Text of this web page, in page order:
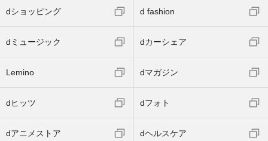
dショッピング d fashion
dミュージック dカーシェア
Lemino dマガジン
dヒッツ dフォト
dアニメストア dヘルスケア